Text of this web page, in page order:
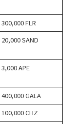
300,000 FLR
20,000 SAND
3,000 APE
400,000 GALA
100,000 CHZ